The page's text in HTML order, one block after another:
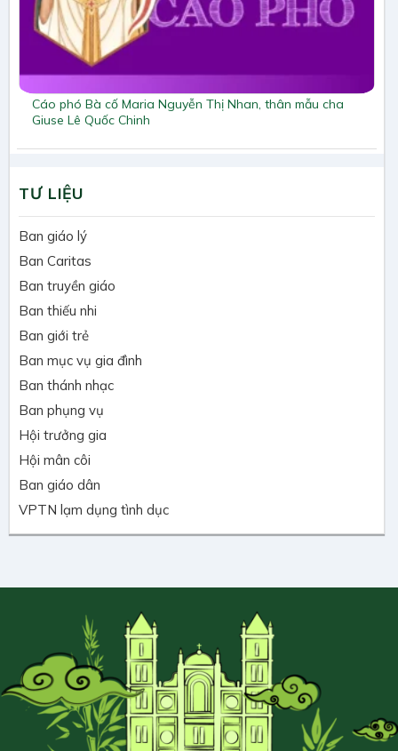
Cáo phó Bà cố Maria Nguyễn Thị Nhan, thân mẫu cha
Giuse Lê Quốc Chinh
TƯ LIỆU
Ban giáo lý
Ban Caritas
Ban truyền giáo
Ban thiếu nhi
Ban giới trẻ
Ban mục vụ gia đình
Ban thánh nhạc
Ban phụng vụ
Hội trưởng gia
Hội mân côi
Ban giáo dân
VPTN lạm dụng tình dục